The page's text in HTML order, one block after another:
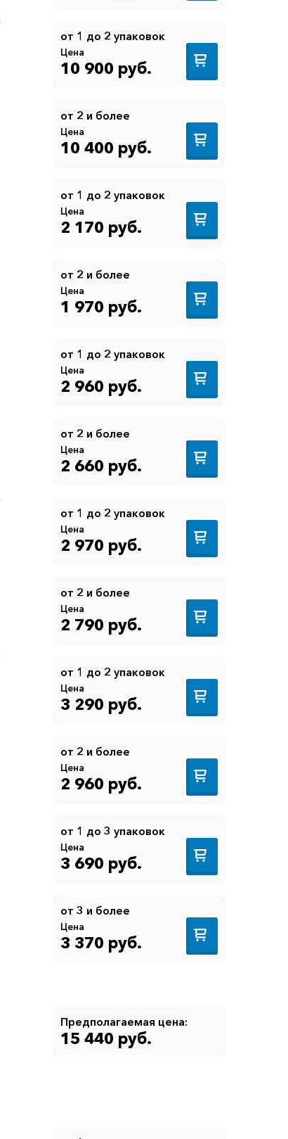
от 1 до 2 упаковок
Цена
10 900 руб.
от 2 и более
Цена
10 400 руб.
от 1 до 2 упаковок
Цена
2 170 руб.
от 2 и более
Цена
1 970 руб.
от 1 до 2 упаковок
Цена
2 960 руб.
от 2 и более
Цена
2 660 руб.
от 1 до 2 упаковок
Цена
2 970 руб.
от 2 и более
Цена
2 790 руб.
от 1 до 2 упаковок
Цена
3 290 руб.
от 2 и более
Цена
2 960 руб.
от 1 до 3 упаковок
Цена
3 690 руб.
от 3 и более
Цена
3 370 руб.
Предполагаемая цена:
15 440 руб.